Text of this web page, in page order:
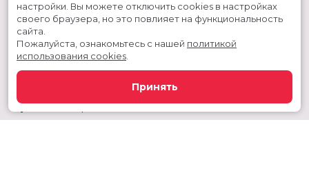
Скоро в кино
Служба поддержки
настройки. Вы можете отключить cookies в настройках
своего браузера, но это повлияет на функциональность
сайта.
Пожалуйста, ознакомьтесь с нашей политикой
использования cookies
Принять